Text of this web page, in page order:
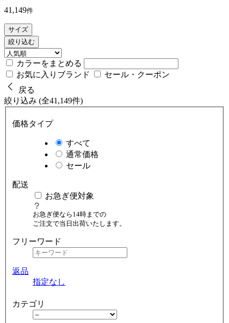
41,149件
サイズ
絞り込む
カラーをまとめる
お気に入りブランド
セール・クーポン
戻る
絞り込み (全41,149件)
価格タイプ
すべて
通常価格
セール
配送
お急ぎ便対象
お急ぎ便なら14時までの
ご注文で当日出荷いたします。
フリーワード
返品
指定なし
カテゴリ